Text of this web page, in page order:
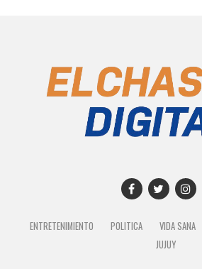
ENTRETENIMIENTO POLITICA VIDA SANA
JUJUY